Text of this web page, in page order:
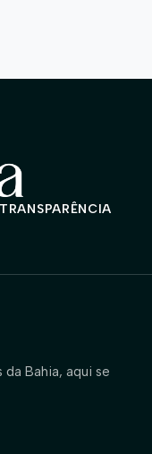
TRANSPARÊNCIA
Bahia, aqui se